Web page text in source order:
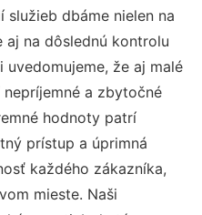
služieb dbáme nielen na
na dôslednú kontrolu
že aj malé
a zbytočné
hodnoty patrí
prístup a úprimná
každého zákazníka,
mieste. Naši